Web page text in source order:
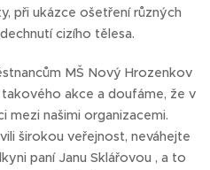
při ukázce ošetření různých
cizího tělesa.
MŠ Nový Hrozenkov
akce a doufáme, že v
mezi našimi organizacemi.
širokou veřejnost, neváhejte
paní Janu Sklářovou , a to